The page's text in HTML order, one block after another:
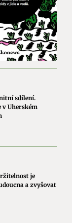
sdílení.
v Uherském
je
a zvyšovat